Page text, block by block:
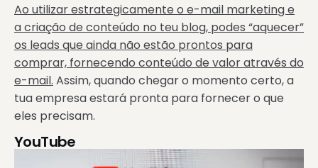
Ao utilizar estrategicamente o e-mail marketing e
a criação de conteúdo no teu blog, podes “aquecer”
os leads que ainda não estão prontos para
comprar, fornecendo conteúdo de valor através do
e-mail. Assim, quando chegar o momento certo, a
tua empresa estará pronta para fornecer o que
eles precisam.
YouTube